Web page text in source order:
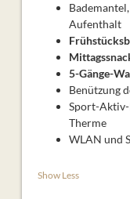
Aufenthalt
5-Gänge-
Benützung
Sport-
Therme
WLAN und
Show Less